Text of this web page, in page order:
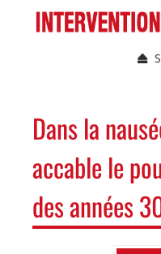
Menu
PRINCIPALE
Dans la
accable le
des années